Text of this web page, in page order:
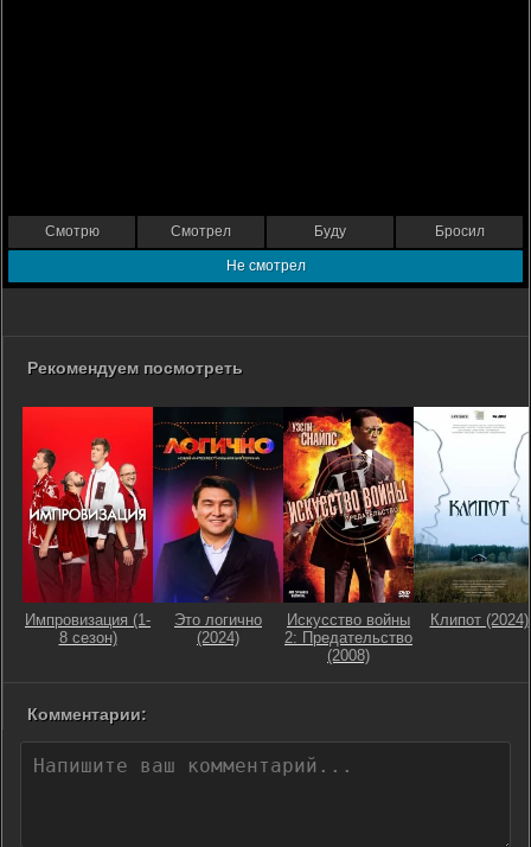
Смотрю Смотрел Буду Бросил
Не смотрел
Рекомендуем посмотреть
Импровизация (1-
8 сезон)
Это логично
(2024)
Искусство войны
2: Предательство
(2008)
Клипот (2024)
Комментарии: